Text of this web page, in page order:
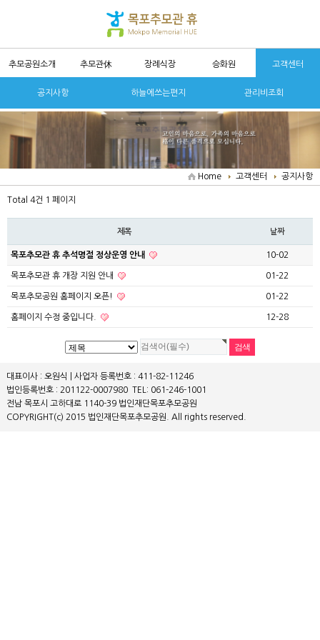
추모공원소개 추모관休 장례식장 승화원 고객센터
공지사항 하늘에쓰는편지 관리비조회
Home 고객센터 공지사항
Total 4건 1 페이지
제목 날짜
목포추모관 휴 추석명절 정상운영 안내 10-02
목포추모관 휴 개장 지원 안내 01-22
목포추모공원 홈페이지 오픈! 01-22
홈페이지 수정 중입니다. 12-28
대표이사 : 오원식 | 사업자 등록번호 : 411-82-11246
법인등록번호 : 201122-0007980 TEL: 061-246-1001
전남 목포시 고하대로 1140-39 법인재단목포추모공원
COPYRIGHT(c) 2015 법인재단목포추모공원. All rights reserved.